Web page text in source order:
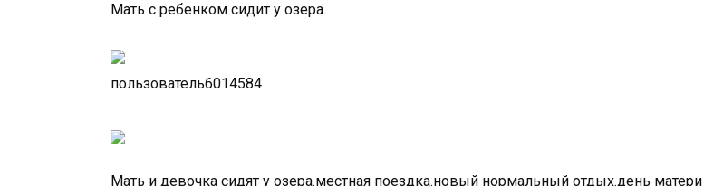
Мать с ребенком сидит у озера.
пользователь6014584
Мать и девочка сидят у озера.местная поездка.новый нормальный отдых.день матери